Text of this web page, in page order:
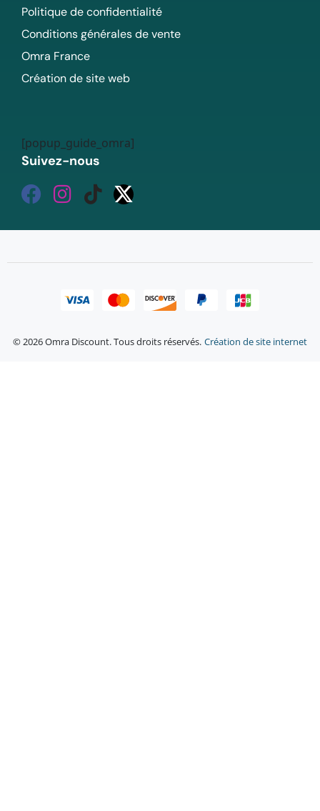
Politique de confidentialité
Conditions générales de vente
Omra France
Création de site web
[popup_guide_omra]
Suivez-nous
© 2026 Omra Discount. Tous droits réservés. Création de site internet